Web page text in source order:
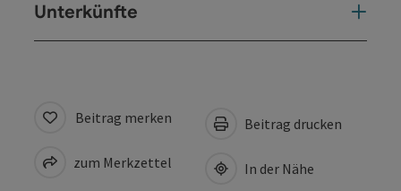
Unterkünfte
Beitrag merken
zum Merkzettel
Beitrag drucken
In der Nähe